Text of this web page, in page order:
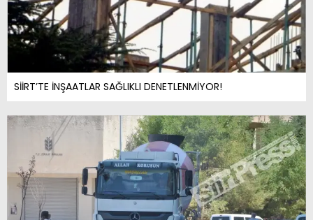
SİİRT’TE İNŞAATLAR SAĞLIKLI DENETLENMİYOR!